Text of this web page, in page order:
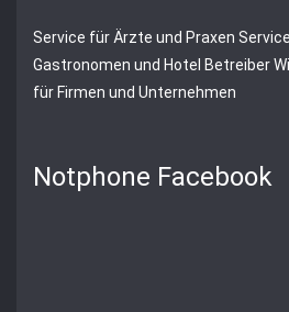
Service für Ärzte und Praxen
Gastronomen und Hotel Betreiber
für Firmen und Unternehmen
Notphone Facebook